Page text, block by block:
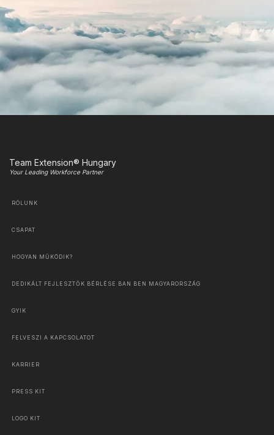
Team Extension® Hungary
Your Leading Workforce Partner
RÓLUNK
CSAPAT
HOGYAN MŰKÖDIK?
DEDIKÁLT FEJLESZTŐK BÉRLÉSE BAN BEN MAGYARORSZÁG
GYIK
FELVESZI A KAPCSOLATOT
KARRIER
PRESS KIT
LOGO KIT